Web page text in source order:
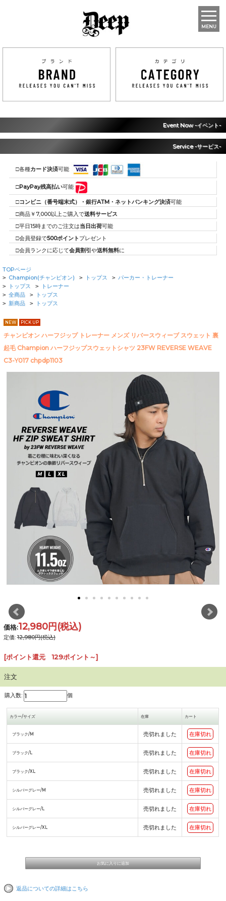
MENU
Event Now -イベント-
Service -サービス-
□各種カード決済可能
□PayPay残高払い可能
□コンビニ（番号端末式）・銀行ATM・ネットバンキング決済可能
□商品￥7,000以上ご購入で送料サービス
□平日15時までのご注文は当日出荷可能
□会員登録で500ポイント プレゼント
□会員ランクに応じて会員割引や送料無料に
TOPページ
> Champion(チャンピオン) > トップス > パーカー・トレーナー
> トップス > トレーナー
> 全商品 > トップス
> 新商品 > トップス
NEW PICK UP
チャンピオン ハーフジップ トレーナー メンズ リバースウィーブ スウェット 裏
起毛 Champion ハーフジップスウェットシャツ 23FW REVERSE WEAVE
C3-Y017 chpdp1103
価格:12,980円(税込)
定価:12,980円(税込)
[ポイント還元 129ポイント～]
注文
購入数: 個
カラー/サイズ 在庫 カート
ブラック/M 売切れました 在庫切れ
ブラック/L 売切れました 在庫切れ
ブラック/XL 売切れました 在庫切れ
シルバーグレー/M 売切れました 在庫切れ
シルバーグレー/L 売切れました 在庫切れ
シルバーグレー/XL 売切れました 在庫切れ
返品についての詳細はこちら